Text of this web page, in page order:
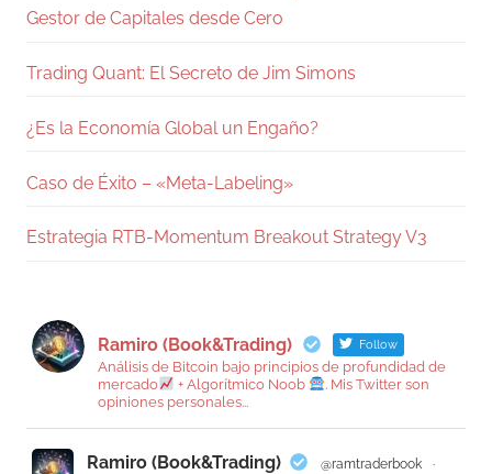
Gestor de Capitales desde Cero
Trading Quant: El Secreto de Jim Simons
¿Es la Economía Global un Engaño?
Caso de Éxito – «Meta-Labeling»
Estrategia RTB-Momentum Breakout Strategy V3
Ramiro (Book&Trading) Follow
Análisis de Bitcoin bajo principios de profundidad de
mercado
+ Algorítmico Noob
. Mis Twitter son
opiniones personales...
Ramiro (Book&Trading) @ramtraderbook
·